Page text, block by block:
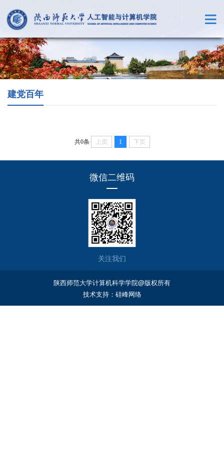
建党百年
共0条 上页 1 下页
微信二维码
关注我们
陕西师范大学计算机科学学院@版权所有
技术支持： 硅峰网络